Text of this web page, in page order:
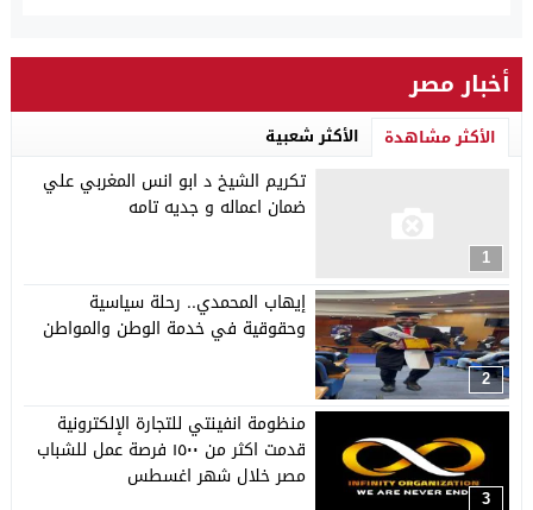
أخبار مصر
الأكثر مشاهدة الأكثر شعبية
1
تكريم الشيخ د ابو انس المغربي علي
ضمان اعماله و جديه تامه
2
إيهاب المحمدي.. رحلة سياسية
وحقوقية في خدمة الوطن والمواطن
3
منظومة انفينتي للتجارة الإلكترونية
قدمت اكثر من ١٥٠٠ فرصة عمل للشباب
مصر خلال شهر اغسطس